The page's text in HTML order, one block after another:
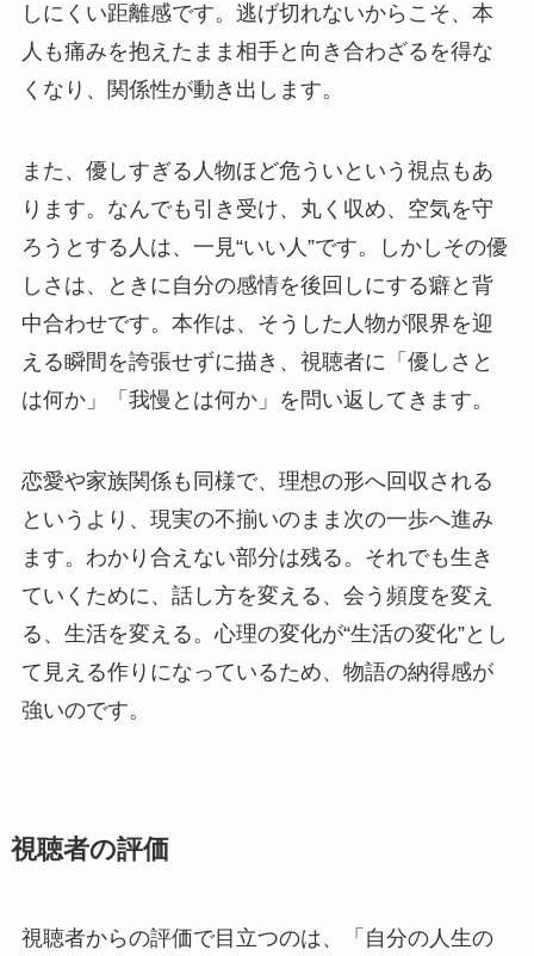
しにくい距離感です。逃げ切れないからこそ、本
人も痛みを抱えたまま相手と向き合わざるを得な
くなり、関係性が動き出します。
また、優しすぎる人物ほど危ういという視点もあ
ります。なんでも引き受け、丸く収め、空気を守
ろうとする人は、一見“いい人”です。しかしその優
しさは、ときに自分の感情を後回しにする癖と背
中合わせです。本作は、そうした人物が限界を迎
える瞬間を誇張せずに描き、視聴者に「優しさと
は何か」「我慢とは何か」を問い返してきます。
恋愛や家族関係も同様で、理想の形へ回収される
というより、現実の不揃いのまま次の一歩へ進み
ます。わかり合えない部分は残る。それでも生き
ていくために、話し方を変える、会う頻度を変え
る、生活を変える。心理の変化が“生活の変化”とし
て見える作りになっているため、物語の納得感が
強いのです。
視聴者の評価
視聴者からの評価で目立つのは、「自分の人生の